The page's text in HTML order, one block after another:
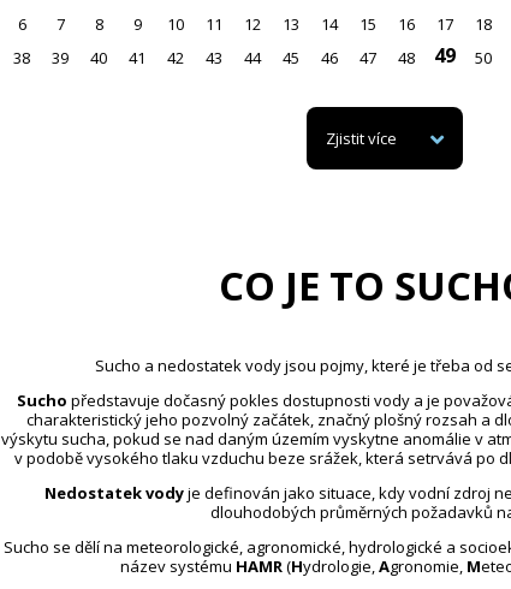
6 7 8 9 10 11 12 13 14 15 16 17 18
38 39 40 41 42 43 44 45 46 47 48 49 50
Zjistit více
CO JE TO
Sucho a nedostatek vody jsou pojmy, které je třeba od
Sucho představuje dočasný pokles dostupnosti vody a je
charakteristický jeho pozvolný začátek, značný plošný rozsah a
výskytu sucha, pokud se nad daným územím vyskytne anomálie v
v podobě vysokého tlaku vzduchu beze srážek, která setrvává po
Nedostatek vodyje definován jako situace, kdy vodní zdroj
dlouhodobých průměrných požadavků
Sucho se dělí na meteorologické, agronomické, hydrologické a
název systému HAMR(Hydrologie,Agronomie, M